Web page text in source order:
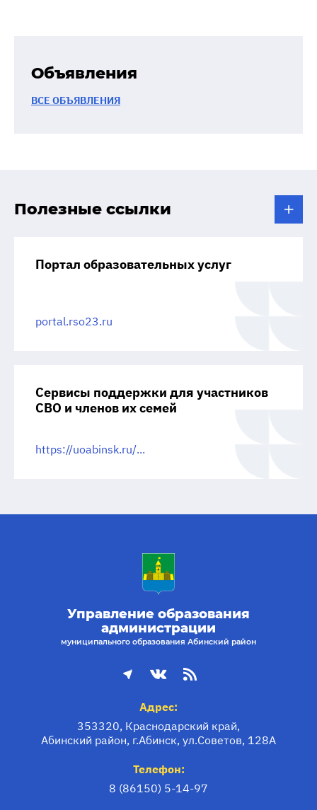
Объявления
ВСЕ ОБЪЯВЛЕНИЯ
Полезные ссылки
Портал образовательных услуг
portal.rso23.ru
Сервисы поддержки для участников
СВО и членов их семей
https://uoabinsk.ru/...
Управление образования
администрации
муниципального образования Абинский район
Адрес:
353320, Краснодарский край,
Абинский район, г.Абинск, ул.Советов, 128А
Телефон:
8 (86150) 5-14-97